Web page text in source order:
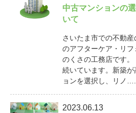
中古マンションの
いて
さいたま市での不動
のアフターケア・リ
のくさの工務店です
続いています。新築
ョンを選択し、リノ…...
2023.06.13